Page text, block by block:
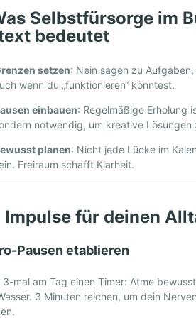
Selbstfürsorge im
bedeutet
setzen: Nein sagen zu
wenn du „funktionieren“ könntest.
einbauen: Regelmäßige Erholung
notwendig, um kreative Lösungen
planen: Nicht jede Lücke im
Freiraum schafft Klarheit.
Impulse für deinen
Pausen etablieren
3-mal am Tag einen Timer: Atme
3 Minuten reichen, um dein